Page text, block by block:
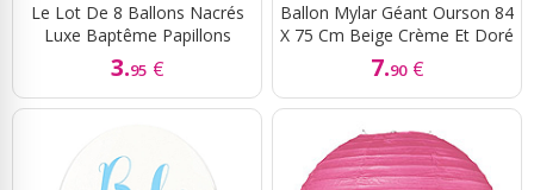
Le Lot De 8 Ballons Nacrés
Luxe Baptême Papillons
3.95 €
Ballon Mylar Géant Ourson 84
X 75 Cm Beige Crème Et Doré
7.90 €